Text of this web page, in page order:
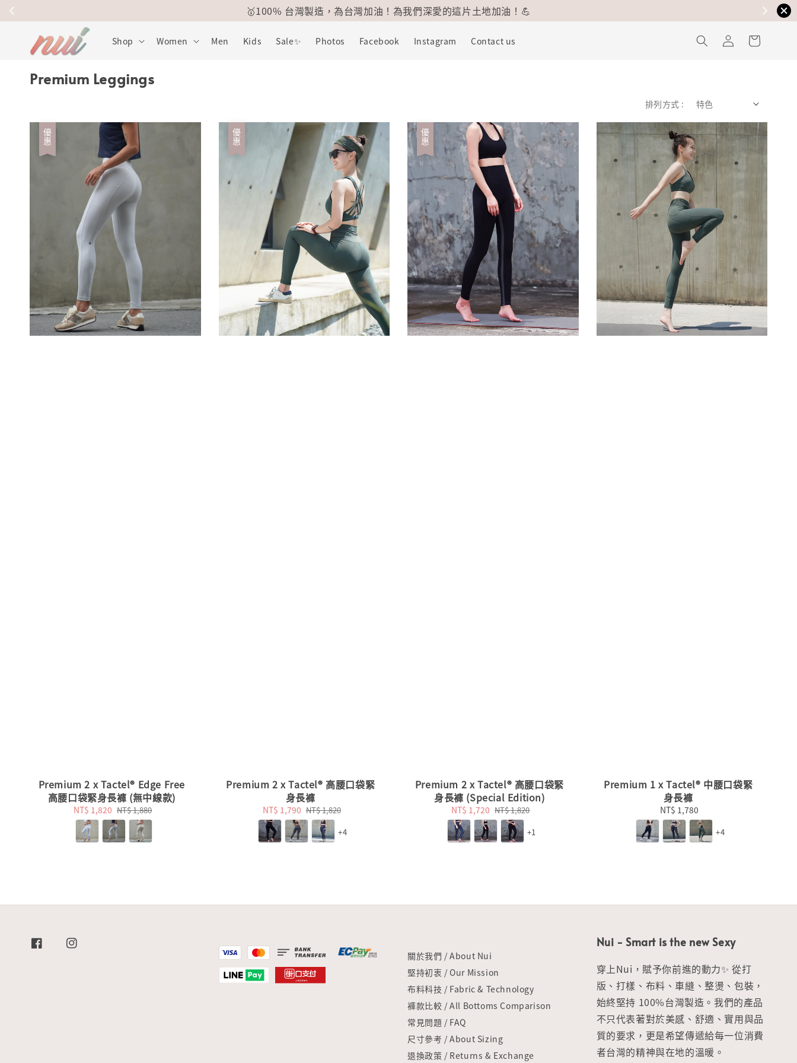
🥇100% 台灣製造，為台灣加油！為我們深愛的這片土地加油！💪
Shop Women Men Kids Sale✨ Photos Facebook Instagram Contact us
Premium Leggings
排列方式 :
優惠
Premium 2 x Tactel® Edge Free
高腰口袋緊身長褲 (無中線款)
Sale
price
NT$ 1,820 Regular
price
NT$ 1,880
優惠
Premium 2 x Tactel® 高腰口袋緊
身長褲
Sale
price
NT$ 1,790 Regular
price
NT$ 1,820
+4
優惠
Premium 2 x Tactel® 高腰口袋緊
身長褲 (Special Edition)
Sale
price
NT$ 1,720 Regular
price
NT$ 1,820
+1
Premium 1 x Tactel® 中腰口袋緊
身長褲
Regular
price
NT$ 1,780
+4
關於我們 / About Nui
堅持初衷 / Our Mission
布料科技 / Fabric & Technology
褲款比較 / All Bottoms Comparison
常見問題 / FAQ
尺寸參考 / About Sizing
退換政策 / Returns & Exchange
Nui - Smart is the new Sexy
穿上Nui，賦予你前進的動力✨ 從打
版、打樣、布料、車縫、整燙、包裝，
始終堅持 100%台灣製造。我們的產品
不只代表著對於美感、舒適、實用與品
質的要求，更是希望傳遞給每一位消費
者台灣的精神與在地的溫暖。